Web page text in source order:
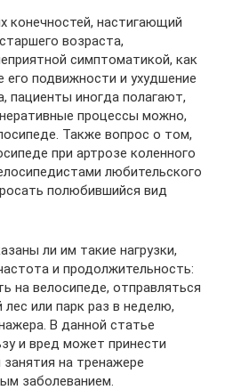
конечностей, настигающий
возраста,
симптоматикой, как
его подвижности и ухудшение
пациенты иногда полагают,
процессы можно,
Также вопрос о том,
при артрозе коленного
любительского
полюбившийся вид
ли им такие нагрузки,
и продолжительность:
на велосипеде, отправляться
или парк раз в неделю,
В данной статье
и вред может принести
на тренажере
заболеванием.